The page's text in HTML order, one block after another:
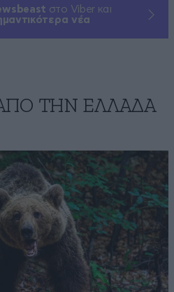
στο Viber και
νέα
ΤΗΝ ΕΛΛΑΔΑ